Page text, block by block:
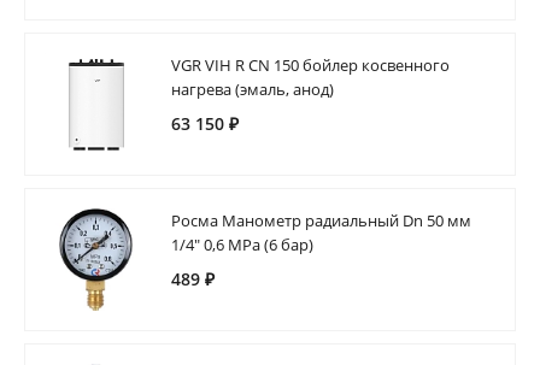
VGR VIH R CN 150 бойлер косвенного
нагрева (эмаль, анод)
63 150 ₽
Росма Манометр радиальный Dn 50 мм
1/4" 0,6 MPa (6 бар)
489 ₽